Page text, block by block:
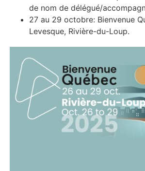
de nom de délégué/
27 au 29 octobre: Bienvenue
Levesque, Rivière-du-Loup.